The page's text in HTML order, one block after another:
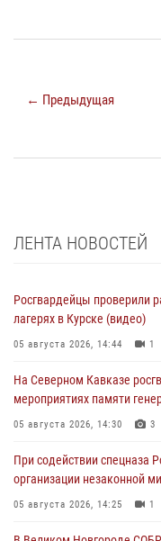
← Предыдущая
ЛЕНТА НОВОСТЕЙ
Росгвардейцы проверили
лагерях в Курске (видео)
05 августа 2026, 14:44 1
На Северном Кавказе
мероприятиях памяти
05 августа 2026, 14:30 3
При содействии спецназа
организации незаконной
05 августа 2026, 14:25 1